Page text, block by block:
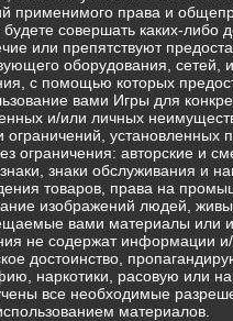
применимого права и
совершать каких-либо
или препятствуют
оборудования, сетей,
с помощью которых
вами Игры для
и/или личных
ограничений,
ограничения: авторские и
знаки обслуживания и
товаров, права на
изображений людей,
вами материалы или
не содержат информации
достоинство,
наркотики, расовую или
все необходимые
материалов.